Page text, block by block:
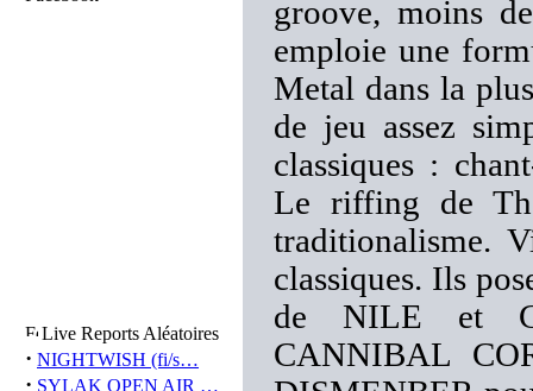
Live Reports Aléatoires
· NIGHTWISH (fi/s…
· SYLAK OPEN AIR …
groove, moins
emploie une
Metal dans la
de jeu assez
classiques :
Le riffing de
traditionalisme.
classiques. Ils
de NILE et
CANNIBAL